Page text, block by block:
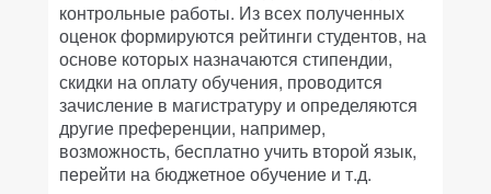
контрольные работы. Из всех полученных
оценок формируются рейтинги студентов, на
основе которых назначаются стипендии,
скидки на оплату обучения, проводится
зачисление в магистратуру и определяются
другие преференции, например,
возможность, бесплатно учить второй язык,
перейти на бюджетное обучение и т.д.